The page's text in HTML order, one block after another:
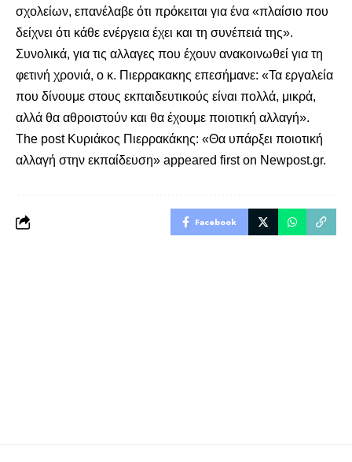
σχολείων, επανέλαβε ότι πρόκειται για ένα «πλαίσιο που
δείχνει ότι κάθε ενέργεια έχει και τη συνέπειά της».
Συνολικά, για τις αλλαγες που έχουν ανακοινωθεί για τη
φετινή χρονιά, ο κ. Πιερρακακης επεσήμανε: «Τα εργαλεία
που δίνουμε στους εκπαιδευτικούς είναι πολλά, μικρά,
αλλά θα αθροιστούν και θα έχουμε ποιοτική αλλαγή».
The post Κυριάκος Πιερρακάκης: «Θα υπάρξει ποιοτική
αλλαγή στην εκπαίδευση» appeared first on Newpost.gr.
Facebook